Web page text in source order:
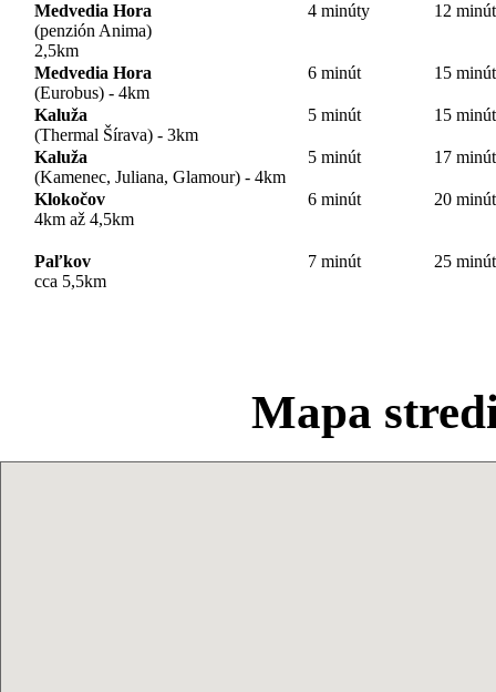
Medvedia Hora
(penzión Anima)
2,5km
4 minúty 12 minút
Medvedia Hora
(Eurobus) - 4km
6 minút 15 minút
Kaluža
(Thermal Šírava) - 3km
5 minút 15 minút
Kaluža
(Kamenec, Juliana, Glamour) - 4km
5 minút 17 minút
Klokočov
4km až 4,5km
6 minút 20 minút
Paľkov
cca 5,5km
7 minút 25 minút
Mapa